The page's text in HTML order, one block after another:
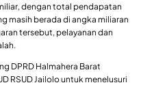
dengan total pendapatan
masih berada di angka miliaran
tersebut, pelayanan dan
DPRD Halmahera Barat
RSUD Jailolo untuk menelusuri